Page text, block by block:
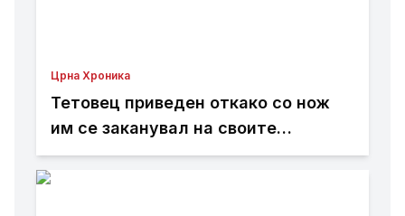
Црна Хроника
Тетовец приведен откако со нож
им се заканувал на своите
родители откако не му дале пари